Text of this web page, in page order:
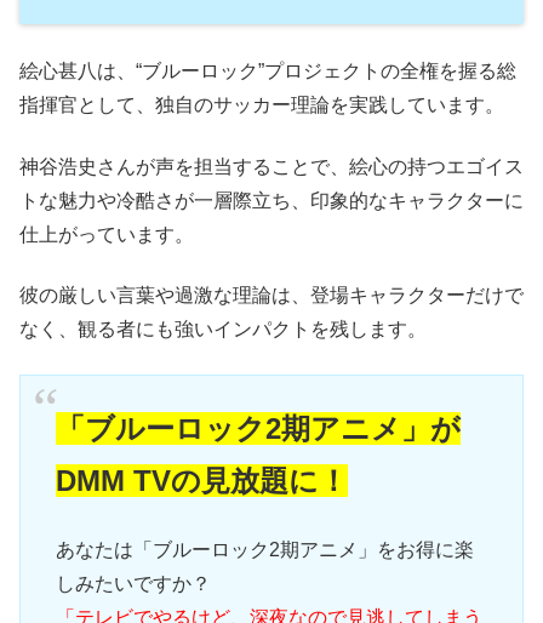
絵心甚八は、“ブルーロック”プロジェクトの全権を握る総
指揮官として、独自のサッカー理論を実践しています。
神谷浩史さんが声を担当することで、絵心の持つエゴイス
トな魅力や冷酷さが一層際立ち、印象的なキャラクターに
仕上がっています。
彼の厳しい言葉や過激な理論は、登場キャラクターだけで
なく、観る者にも強いインパクトを残します。
「ブルーロック2期アニメ」が
DMM TVの見放題に！
あなたは「ブルーロック2期アニメ」をお得に楽
しみたいですか？
「テレビでやるけど、深夜なので見逃してしまう